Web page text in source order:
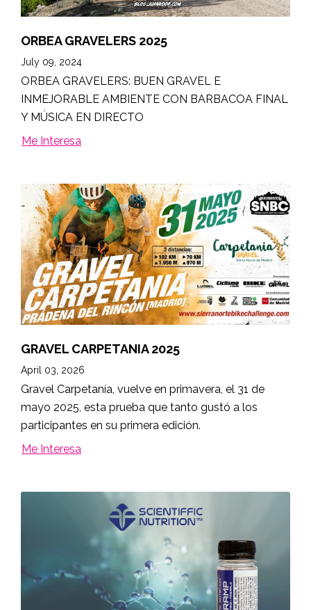
ORBEA GRAVELERS 2025
July 09, 2024
ORBEA GRAVELERS: BUEN GRAVEL E
INMEJORABLE AMBIENTE CON BARBACOA FINAL
Y MÚSICA EN DIRECTO
Me Interesa
GRAVEL CARPETANIA 2025
April 03, 2026
Gravel Carpetanía, vuelve en primavera, el 31 de
mayo 2025, esta prueba que tanto gustó a los
participantes en su primera edición.
Me Interesa